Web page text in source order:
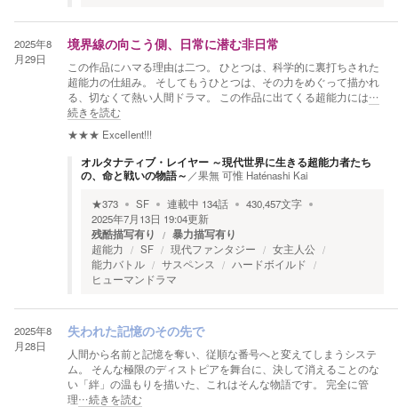
2025年8
月29日
境界線の向こう側、日常に潜む非日常
この作品にハマる理由は二つ。 ひとつは、科学的に裏打ちされた
超能力の仕組み。 そしてもうひとつは、その力をめぐって描かれ
る、切なくて熱い人間ドラマ。 この作品に出てくる超能力には…
続きを読む
★★★ Excellent!!!
オルタナティブ・レイヤー ～現代世界に生きる超能力者たち
の、命と戦いの物語～ ／果無 可惟 Haténashi Kai
★373 SF 連載中 134話 430,457文字
2025年7月13日 19:04更新
残酷描写有り 暴力描写有り
超能力 SF 現代ファンタジー
女主人公
能力バトル
サスペンス
ハードボイルド
ヒューマンドラマ
2025年8
月28日
失われた記憶のその先で
人間から名前と記憶を奪い、従順な番号へと変えてしまうシステ
ム。 そんな極限のディストピアを舞台に、決して消えることのな
い「絆」の温もりを描いた、これはそんな物語です。 完全に管
理…続きを読む